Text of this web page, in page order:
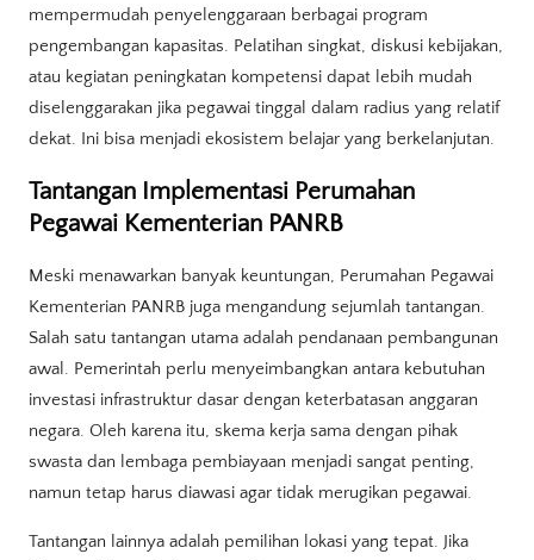
mempermudah penyelenggaraan berbagai program
pengembangan kapasitas. Pelatihan singkat, diskusi kebijakan,
atau kegiatan peningkatan kompetensi dapat lebih mudah
diselenggarakan jika pegawai tinggal dalam radius yang relatif
dekat. Ini bisa menjadi ekosistem belajar yang berkelanjutan.
Tantangan Implementasi Perumahan
Pegawai Kementerian PANRB
Meski menawarkan banyak keuntungan, Perumahan Pegawai
Kementerian PANRB juga mengandung sejumlah tantangan.
Salah satu tantangan utama adalah pendanaan pembangunan
awal. Pemerintah perlu menyeimbangkan antara kebutuhan
investasi infrastruktur dasar dengan keterbatasan anggaran
negara. Oleh karena itu, skema kerja sama dengan pihak
swasta dan lembaga pembiayaan menjadi sangat penting,
namun tetap harus diawasi agar tidak merugikan pegawai.
Tantangan lainnya adalah pemilihan lokasi yang tepat. Jika